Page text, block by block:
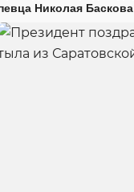
Николая Баскова